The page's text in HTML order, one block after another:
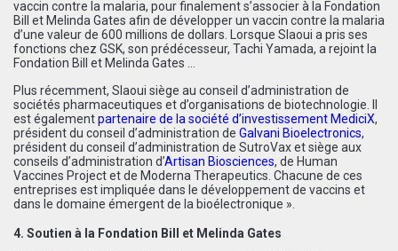
vaccin contre la malaria, pour finalement s’associer à la Fondation
Bill et Melinda Gates afin de développer un vaccin contre la malaria
d’une valeur de 600 millions de dollars. Lorsque Slaoui a pris ses
fonctions chez GSK, son prédécesseur, Tachi Yamada, a rejoint la
Fondation Bill et Melinda Gates …
Plus récemment, Slaoui siège au conseil d’administration de
sociétés pharmaceutiques et d’organisations de biotechnologie. Il
est égalementpartenaire de la société d’investissement MediciX,
président du conseil d’administration de Galvani Bioelectronics,
président du conseil d’administration de SutroVaxet siège aux
conseils d’administration d’Artisan Biosciences, de Human
Vaccines Project et de Moderna Therapeutics. Chacune de ces
entreprises est impliquée dans le développement de vaccins et
dans le domaine émergent de la bioélectronique ».
4. Soutien à la Fondation Bill et Melinda Gates